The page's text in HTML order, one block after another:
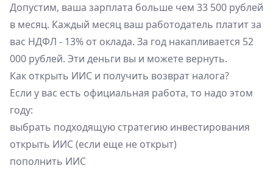
Допустим, ваша зарплата больше чем 33 500 рублей
в месяц. Каждый месяц ваш работодатель платит за
вас НДФЛ - 13% от оклада. За год накапливается 52
000 рублей. Эти деньги вы и можете вернуть.
Как открыть ИИС и получить возврат налога?
Если у вас есть официальная работа, то надо этом
году:
выбрать подходящую стратегию инвестирования
открыть ИИС (если еще не открыт)
пополнить ИИС